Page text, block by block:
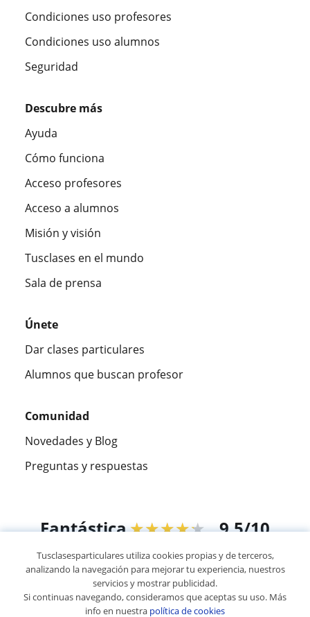
Condiciones uso profesores
Condiciones uso alumnos
Seguridad
Descubre más
Ayuda
Cómo funciona
Acceso profesores
Acceso a alumnos
Misión y visión
Tusclases en el mundo
Sala de prensa
Únete
Dar clases particulares
Alumnos que buscan profesor
Comunidad
Novedades y Blog
Preguntas y respuestas
Fantástica★★★★★ 9,5/10
305994opiniones de alumnos
© 2007 - 2026 Tusclasesparticulares.com.ec
Tusclasesparticulares utiliza cookies propias y de terceros,
analizando la navegación para mejorar tu experiencia, nuestros
servicios y mostrar publicidad.
Si continuas navegando, consideramos que aceptas su uso. Más
info en nuestra política de cookies